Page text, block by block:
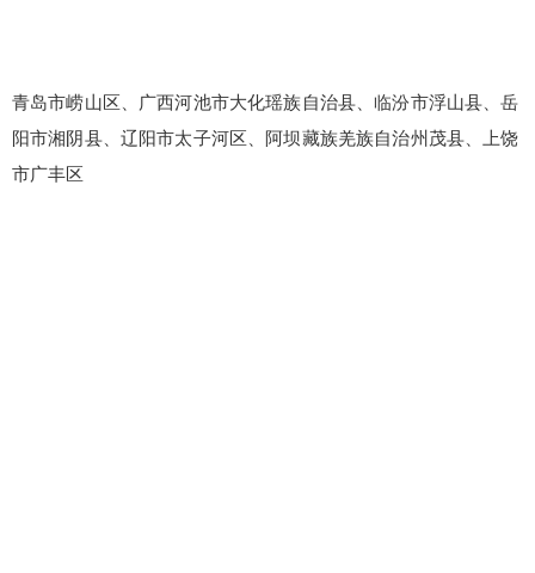
青岛市崂山区、广西河池市大化瑶族自治县、临汾市浮山县、岳
阳市湘阴县、辽阳市太子河区、阿坝藏族羌族自治州茂县、上饶
市广丰区